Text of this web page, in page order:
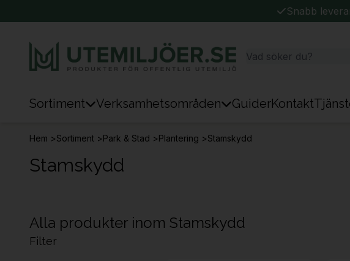
Snabb
Sortiment Verksamhetsområden GuiderKontakt
Sport
Hem >Sortiment >Park & Stad >Plantering >Stamskydd
Stamskydd
Alla produkter inom Stamskydd
Filter